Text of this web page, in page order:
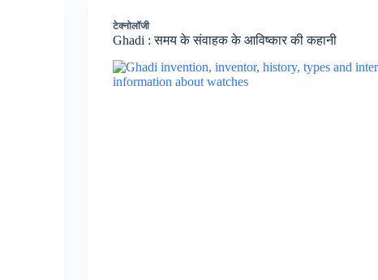
टेक्नोलॉजी
Ghadi : समय के संवाहक के आविष्कार की कहानी